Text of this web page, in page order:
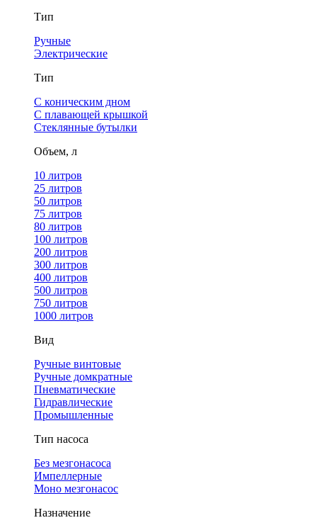
Тип
Ручные
Электрические
Тип
С коническим дном
С плавающей крышкой
Стеклянные бутылки
Объем, л
10 литров
25 литров
50 литров
75 литров
80 литров
100 литров
200 литров
300 литров
400 литров
500 литров
750 литров
1000 литров
Вид
Ручные винтовые
Ручные домкратные
Пневматические
Гидравлические
Промышленные
Тип насоса
Без мезгонасоса
Импеллерные
Моно мезгонасос
Назначение